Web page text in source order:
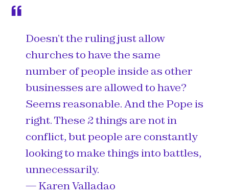
Doesn’t the ruling just allow
churches to have the same
number of people inside as other
businesses are allowed to have?
Seems reasonable. And the Pope is
right. These 2 things are not in
conflict, but people are constantly
looking to make things into battles,
unnecessarily.
— Karen Valladao